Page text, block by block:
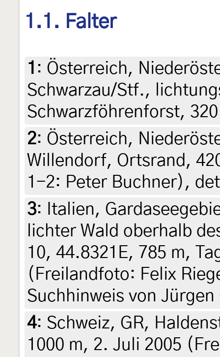
1.1. Falter
1 : Österreich,
Schwarzau/Stf.,
Schwarzföhrenforst,
2: Österreich,
Willendorf, Ortsrand,
1-2: Peter Buchner),
3:
Italien,
lichter Wald oberhalb
10, 44.8321E, 785 m,
(Freilandfoto: Felix
Suchhinweis von Jürgen
4: Schweiz, GR,
1000 m, 2. Juli 2005